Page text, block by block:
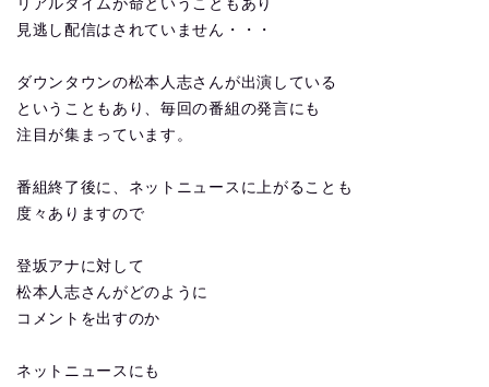
リアルタイムが命ということもあり
見逃し配信はされていません・・・
ダウンタウンの松本人志さんが出演している
ということもあり、毎回の番組の発言にも
注目が集まっています。
番組終了後に、ネットニュースに上がることも
度々ありますので
登坂アナに対して
松本人志さんがどのように
コメントを出すのか
ネットニュースにも